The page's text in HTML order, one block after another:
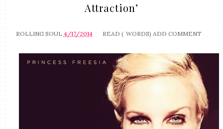
Attraction’
ROLLING SOUL 4/17/2014 READ ( WORDS) ADD COMMENT